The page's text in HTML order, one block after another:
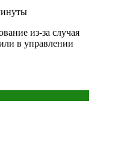
из-за случая
в управлении